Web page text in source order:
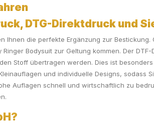
DTG-Direktdruck und
Ihnen die perfekte Ergänzung zur
Bodysuit zur Geltung kommen. Der
Stoff übertragen werden. Dies ist
und individuelle Designs,
Auflagen schnell und wirtschaftlich zu